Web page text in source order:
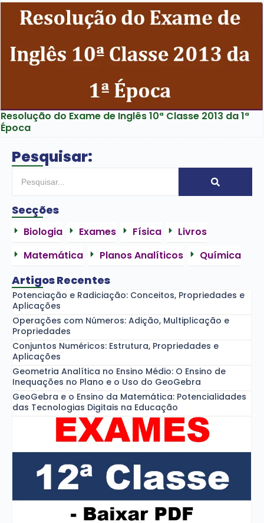
Resolução do Exame de Inglês 10ª Classe 2013 da 1ª
Época
Pesquisar:
Secções
Biologia Exames Física
Livros
Matemática
Planos Analíticos Química
Artigos Recentes
Potenciação e Radiciação: Conceitos, Propriedades e
Aplicações
Operações com Números: Adição, Multiplicação e
Propriedades
Conjuntos Numéricos: Estrutura, Propriedades e
Aplicações
Geometria Analítica no Ensino Médio: O Ensino de
Inequações no Plano e o Uso do GeoGebra
GeoGebra e o Ensino da Matemática: Potencialidades
das Tecnologias Digitais na Educação